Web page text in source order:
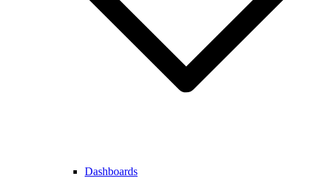
Dashboards